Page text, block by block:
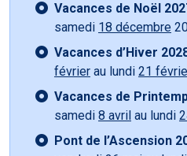
Vacances de Noël
samedi 18 décembre
Vacances d’Hiver
février au lundi 21
Vacances de
samedi 8 avril au lundi
Pont de l’Ascension